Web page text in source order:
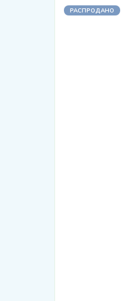
РАСПРОДАНО